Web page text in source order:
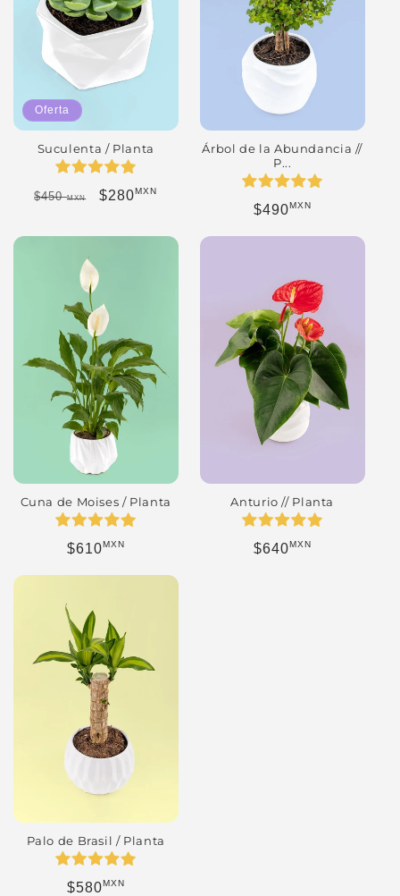
Oferta
Suculenta / Planta
Precio habitual
$450MXN Precio de oferta
$280MXN
Árbol de la Abundancia //
P...
Precio habitual
$490MXN
Cuna de Moises / Planta
Precio habitual
$610MXN
Anturio // Planta
Precio habitual
$640MXN
Palo de Brasil / Planta
Precio habitual
$580MXN